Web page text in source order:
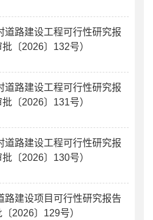
道路建设工程可行性研究报
〔2026〕132号）
道路建设工程可行性研究报
〔2026〕131号）
道路建设工程可行性研究报
〔2026〕130号）
路建设项目可行性研究报告
2026〕129号）